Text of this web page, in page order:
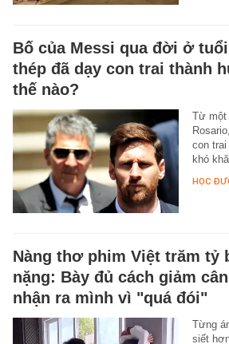
Bố của Messi qua đời ở
thép đã dạy con trai thành
thế nào?
Từ một
con trai
khó
HỌC
Nàng thơ phim Việt trăm tỷ
nặng: Bày đủ cách giảm
nhận ra mình vì "quá đói"
Từng
siết